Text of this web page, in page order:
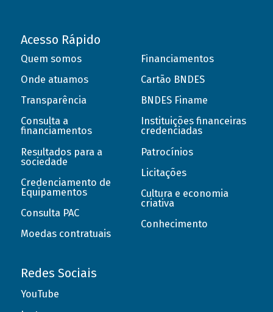
Acesso Rápido
Quem somos
Onde atuamos
Transparência
Consulta a
financiamentos
Resultados para a
sociedade
Credenciamento de
Equipamentos
Consulta PAC
Moedas contratuais
Financiamentos
Cartão BNDES
BNDES Finame
Instituições financeiras
credenciadas
Patrocínios
Licitações
Cultura e economia
criativa
Conhecimento
Redes Sociais
YouTube